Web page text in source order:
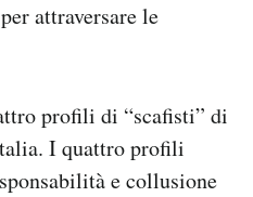
attraversare le
profili di “scafisti” di
I quattro profili
e collusione